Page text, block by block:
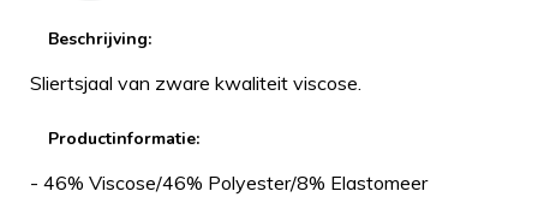
Beschrijving:
Sliertsjaal van zware kwaliteit viscose.
Productinformatie:
- 46% Viscose/46% Polyester/8% Elastomeer